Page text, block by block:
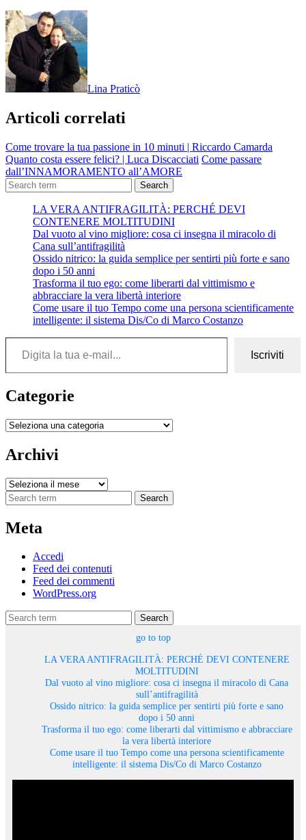
Lina Praticò
Articoli correlati
Come trovare la tua passione in 10 minuti | Riccardo Camarda
Quanto costa essere felici? | Luca Discacciati Come passare
dall’INNAMORAMENTO all’AMORE
Search
LA VERA ANTIFRAGILITÀ: PERCHÉ DEVI
CONTENERE MOLTITUDINI
Dal vuoto al vino migliore: cosa ci insegna il miracolo di
Cana sull’antifragilità
Ossido nitrico: la guida semplice per sentirti più forte e sano
dopo i 50 anni
Trasforma il tuo ego: come liberarti dal vittimismo e
abbracciare la vera libertà interiore
Come usare il tuo Tempo come una persona scientificamente
intelligente: il sistema Dis/Co di Marco Costanzo
Digita la tua e-mail...
Iscriviti
Categorie
Categorie
Archivi
Archivi
Search
Meta
Accedi
Feed dei contenuti
Feed dei commenti
WordPress.org
Search
go to top
LA VERA ANTIFRAGILITÀ: PERCHÉ DEVI CONTENERE
MOLTITUDINI
Dal vuoto al vino migliore: cosa ci insegna il miracolo di Cana
sull’antifragilità
Ossido nitrico: la guida semplice per sentirti più forte e sano
dopo i 50 anni
Trasforma il tuo ego: come liberarti dal vittimismo e abbracciare
la vera libertà interiore
Come usare il tuo Tempo come una persona scientificamente
intelligente: il sistema Dis/Co di Marco Costanzo